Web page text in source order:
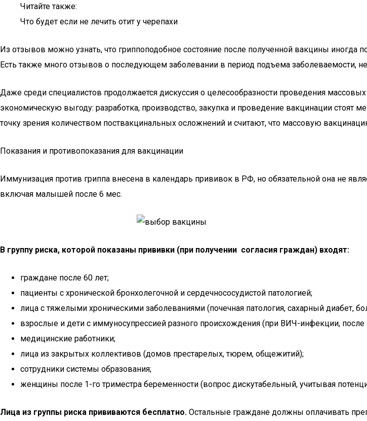
Читайте также:
Что будет если не лечить отит у черепахи
Из отзывов можно узнать, что гриппоподобное состояние после полученной вакцины иногда
Есть также много отзывов о последующем заболевании в период подъема заболеваемости,
Даже среди специалистов продолжается дискуссия о целесообразности проведения
экономическую выгоду: разработка, производство, закупка и проведение вакцинации
точку зрения количеством поствакцинальных осложнений и считают, что массовую
Показания и противопоказания для вакцинации
Иммунизация против гриппа внесена в календарь прививок в РФ, но обязательной она не
включая малышей после 6 мес.
В группу риска, которой показаны прививки (при получении согласия граждан) входят:
граждане после 60 лет;
пациенты с хронической бронхолегочной и сердечнососудистой патологией;
лица с тяжелыми хроническими заболеваниями (почечная патология, сахарный диабет,
взрослые и дети с иммуносупрессией разного происхождения (при ВИЧ-инфекции, после
медицинские работники;
лица из закрытых коллективов (домов престарелых, тюрем, общежитий);
сотрудники системы образования;
женщины после 1-го триместра беременности (вопрос дискутабельный, учитывая
Лица из группы риска прививаются бесплатно. Остальные граждане должны оплачивать